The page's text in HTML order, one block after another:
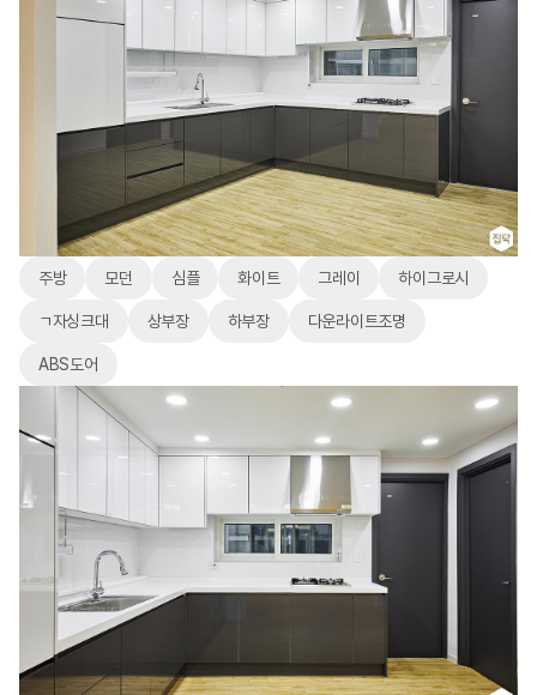
주방 모던 심플 화이트 그레이 하이그로시
ㄱ자싱크대 상부장 하부장 다운라이트조명
ABS도어